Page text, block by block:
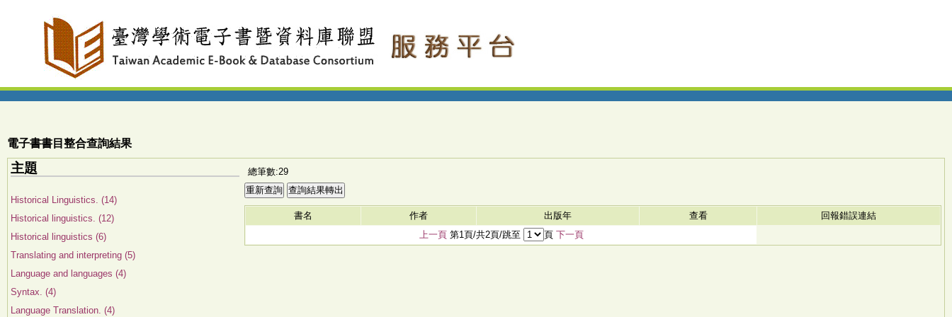
電子書書目整合查詢結果
主題
Historical Linguistics. (14)
Historical linguistics. (12)
Historical linguistics (6)
Translating and interpreting (5)
Language and languages (4)
Syntax. (4)
Language Translation. (4)
總筆數:29
書名 作者 出版年 查看
回報錯誤連結
上一頁第1頁/共2頁/跳至 頁 下一頁